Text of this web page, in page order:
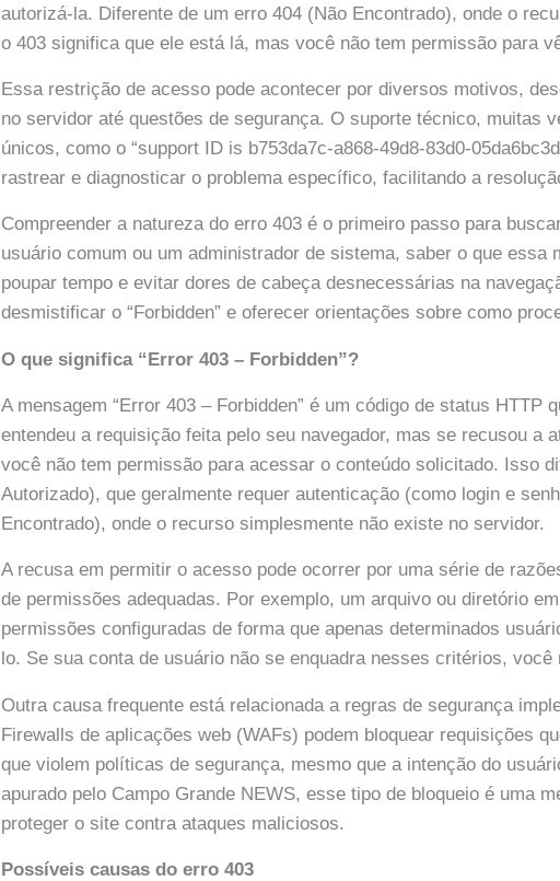
autorizá-la. Diferente de um erro 404 (Não Encontrado), onde o
o 403 significa que ele está lá, mas você não tem permissão para
Essa restrição de acesso pode acontecer por diversos motivos,
no servidor até questões de segurança. O suporte técnico, muitas
únicos, como o “support ID is b753da7c-a868-49d8-83d0-
rastrear e diagnosticar o problema específico, facilitando a
Compreender a natureza do erro 403 é o primeiro passo para
usuário comum ou um administrador de sistema, saber o que essa
poupar tempo e evitar dores de cabeça desnecessárias na
desmistificar o “Forbidden” e oferecer orientações sobre como
O que significa “Error 403 – Forbidden”?
A mensagem “Error 403 – Forbidden” é um código de status HTTP
entendeu a requisição feita pelo seu navegador, mas se recusou a
você não tem permissão para acessar o conteúdo solicitado. Isso
Autorizado), que geralmente requer autenticação (como login e
Encontrado), onde o recurso simplesmente não existe no servidor.
A recusa em permitir o acesso pode ocorrer por uma série de
de permissões adequadas. Por exemplo, um arquivo ou diretório
permissões configuradas de forma que apenas determinados
lo. Se sua conta de usuário não se enquadra nesses critérios, você
Outra causa frequente está relacionada a regras de segurança
Firewalls de aplicações web (WAFs) podem bloquear requisições
que violem políticas de segurança, mesmo que a intenção do
apurado pelo Campo Grande NEWS, esse tipo de bloqueio é uma
proteger o site contra ataques maliciosos.
Possíveis causas do erro 403